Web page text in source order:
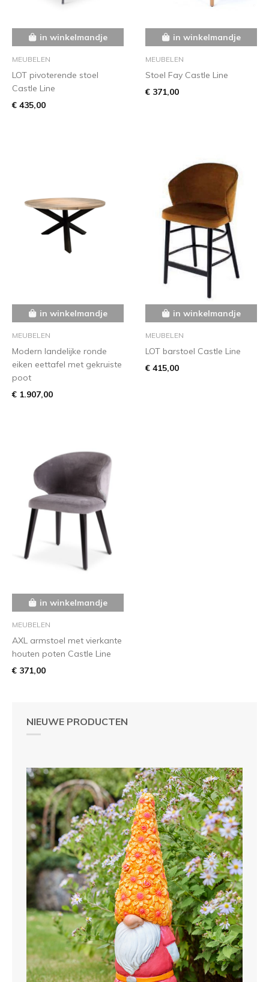
NIEUWE PRODUCTEN
in winkelmandje
MEUBELEN
LOT pivoterende stoel
Castle Line
€ 435,00
in winkelmandje
MEUBELEN
Stoel Fay Castle Line
€ 371,00
in winkelmandje
MEUBELEN
Modern landelijke ronde
eiken eettafel met gekruiste
poot
€ 1.907,00
in winkelmandje
MEUBELEN
LOT barstoel Castle Line
€ 415,00
in winkelmandje
MEUBELEN
AXL armstoel met vierkante
houten poten Castle Line
€ 371,00